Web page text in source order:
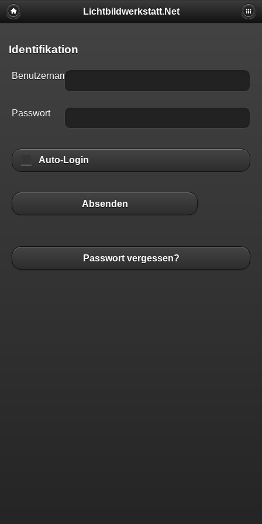
Lichtbildwerkstatt.Net
Identifikation
Benutzername
Passwort
Auto-Login
Absenden
Passwort vergessen?